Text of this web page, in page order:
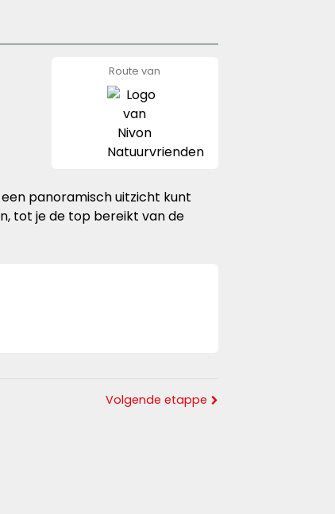
Route van
Natuurvrienden
panoramisch uitzicht kunt
tot je de top bereikt van de
Volgende etappe